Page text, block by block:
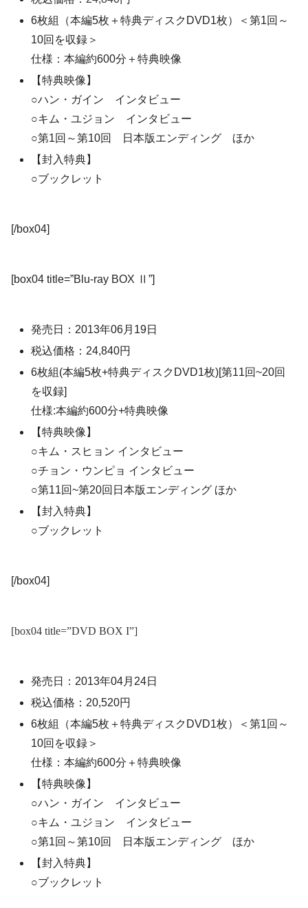
6枚組（本編5枚＋特典ディスクDVD1枚）＜第1回～
10回を収録＞
仕様：本編約600分＋特典映像
【特典映像】
○ハン・ガイン インタビュー
○キム・ユジョン インタビュー
○第1回～第10回 日本版エンディング ほか
【封入特典】
○ブックレット
[/box04]
[box04 title=”Blu-ray BOX Ⅱ”]
発売日：2013年06月19日
税込価格：24,840円
6枚組(本編5枚+特典ディスクDVD1枚)[第11回~20回
を収録]
仕様:本編約600分+特典映像
【特典映像】
○キム・スヒョン インタビュー
○チョン・ウンピョ インタビュー
○第11回~第20回日本版エンディング ほか
【封入特典】
○ブックレット
[/box04]
[box04 title=”DVD BOX I”]
発売日：2013年04月24日
税込価格：20,520円
6枚組（本編5枚＋特典ディスクDVD1枚）＜第1回～
10回を収録＞
仕様：本編約600分＋特典映像
【特典映像】
○ハン・ガイン インタビュー
○キム・ユジョン インタビュー
○第1回～第10回 日本版エンディング ほか
【封入特典】
○ブックレット